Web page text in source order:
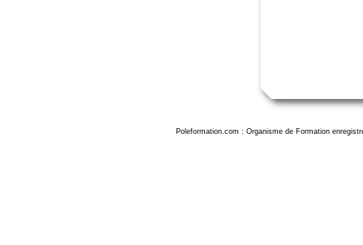
Poleformation.com : Organisme de Formation